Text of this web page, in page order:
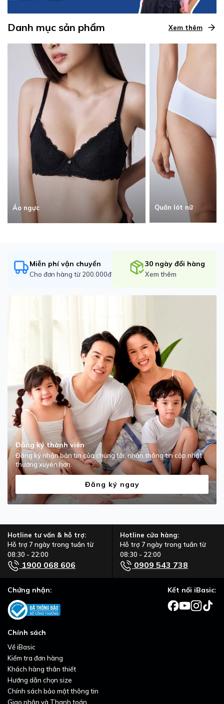
Danh mục sản phẩm Xem thêm
Áo ngực Quần lót nữ
Miễn phí vận chuyển
Cho đơn hàng từ 200.000đ
30 ngày đổi hàng
Xem thêm
Đăng ký thành viên
Đăng ký nhận bản tin của chúng tôi, nhận thông tin cập nhật
thường xuyên hơn.
Đăng ký ngay
Hotline tư vấn & hỗ trợ:
Hỗ trợ 7 ngày trong tuần từ
08:30 - 22:00
1900 068 606
Hotline cửa hàng:
Hỗ trợ 7 ngày trong tuần từ
08:30 - 22:00
0909 543 738
Chính sách
Về iBasic
Kiểm tra đơn hàng
Khách hàng thân thiết
Hướng dẫn chọn size
Chính sách bảo mật thông tin
Giao nhận và Thanh toán
Chứng nhận: Kết nối iBasic: